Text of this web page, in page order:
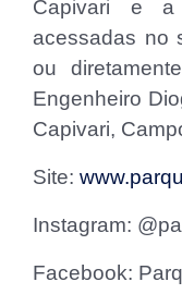
Capivari e a
acessadas no
ou
Engenheiro
Capivari,
Site:
Instagram:
Facebook: